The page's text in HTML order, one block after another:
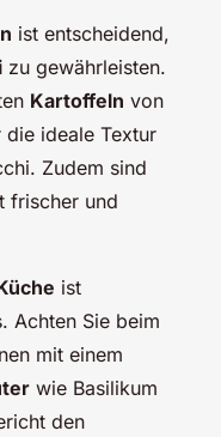
ist entscheidend,
zu gewährleisten.
Kartoffeln von
die ideale Textur
Zudem sind
frischer und
ist
Achten Sie beim
mit einem
wie Basilikum
den